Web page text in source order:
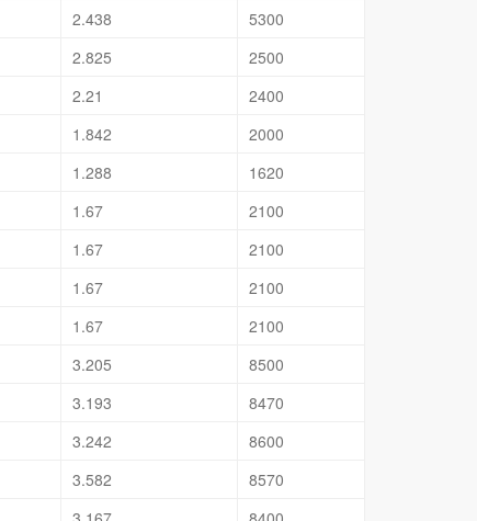
2.438
5300
2.825
2500
2.21
2400
1.842
2000
1.288
1620
1.67
2100
1.67
2100
1.67
2100
1.67
2100
3.205
8500
3.193
8470
3.242
8600
3.582
8570